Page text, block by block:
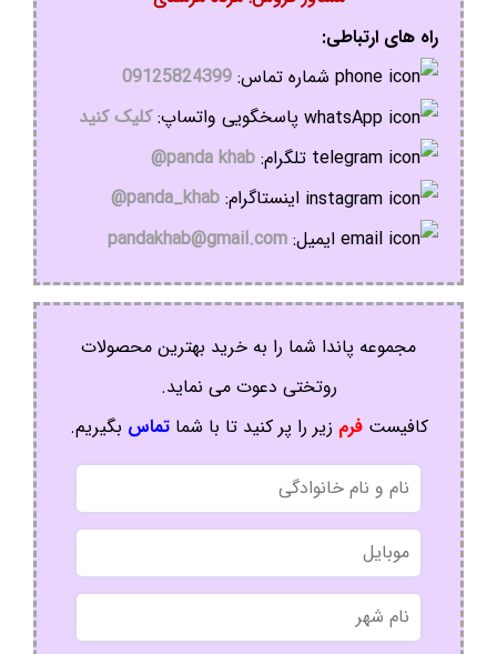
راه های ارتباطی:
شماره تماس: 09125824399
پاسخگویی واتساپ:کلیک کنید
تلگرام: panda khab@
اینستاگرام: panda_khab@
ایمیل: pandakhab@gmail.com
مجموعه پاندا شما را به خرید بهترین محصولات
روتختی دعوت می نماید.
کافیستفرم زیر را پر کنید تا با شماتماس بگیریم.
نام
و
نام
خانوادگی
موبایل
نام
شهر